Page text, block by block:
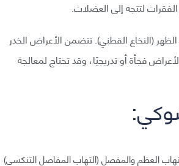
لتتجه إلى العضلات.
(النخاع القطني). تتضمن الأعراض الخدر
فجأة أو تدريجيًا، وقد تحتاج لمعالجة
العظم والمفصل (التهاب المفاصل التنكسي)